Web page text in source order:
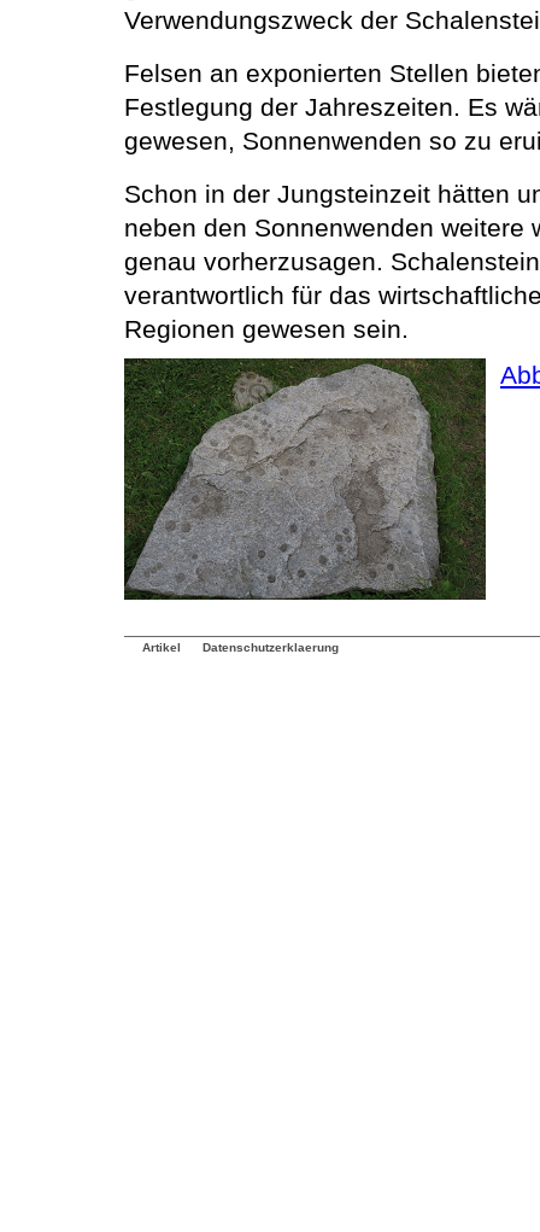
Verwendungszweck der
Felsen an exponierten Stellen
Festlegung der Jahreszeiten. Es
gewesen, Sonnenwenden so zu
Schon in der Jungsteinzeit hätten
neben den Sonnenwenden
genau vorherzusagen.
verantwortlich für das
Regionen gewesen sein.
Artikel Datenschutzerklaerung